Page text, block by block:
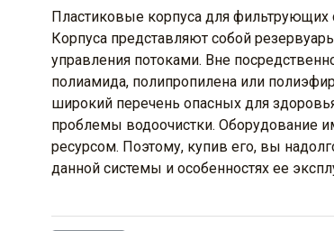
Пластиковые корпуса для
Корпуса представляют собой
управления потоками. Вне
полиамида, полипропилена или
широкий перечень опасных для
проблемы водоочистки. Оборудование
ресурсом. Поэтому, купив его, вы
данной системы и особенностях ее